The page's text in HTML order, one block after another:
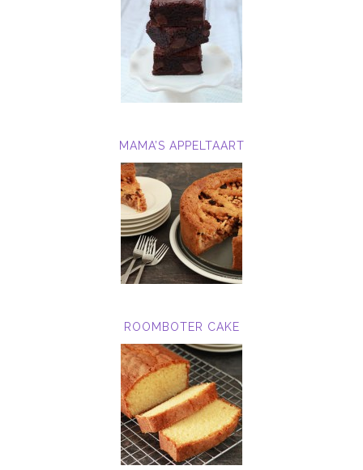
MAMA’S APPELTAART
ROOMBOTER CAKE